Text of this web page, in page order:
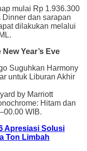
mulai Rp 1.936.300
Dinner dan sarapan
dilakukan melalui
Year’s Eve
by Marriott
Hitam dan
WIB.
Apresiasi Solusi
Ton Limbah